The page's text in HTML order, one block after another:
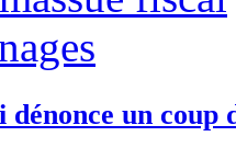
un coup